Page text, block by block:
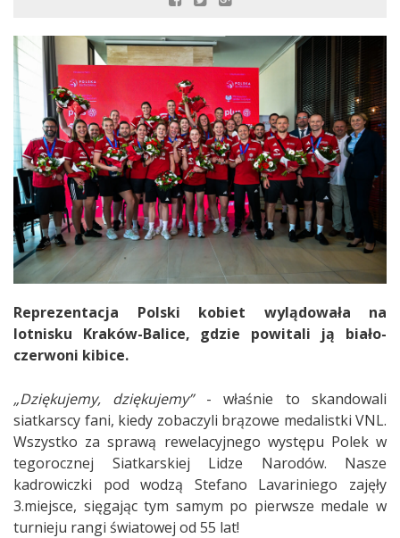
Reprezentacja Polski kobiet wylądowała na
lotnisku Kraków-Balice, gdzie powitali ją biało-
czerwoni kibice.
„Dziękujemy, dziękujemy”- właśnie to skandowali
siatkarscy fani, kiedy zobaczyli brązowe medalistki VNL.
Wszystko za sprawą rewelacyjnego występu Polek w
tegorocznej Siatkarskiej Lidze Narodów. Nasze
kadrowiczki pod wodzą Stefano Lavariniego zajęły
3.miejsce, sięgając tym samym po pierwsze medale w
turnieju rangi światowej od 55 lat!